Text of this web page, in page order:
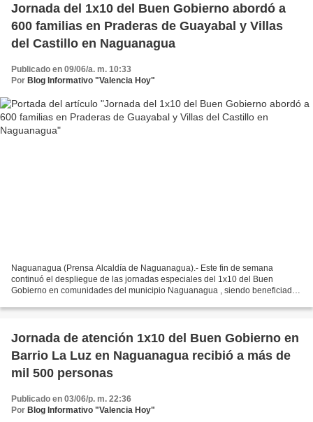
Jornada del 1x10 del Buen Gobierno abordó a
600 familias en Praderas de Guayabal y Villas
del Castillo en Naguanagua
Publicado en 09/06/a. m. 10:33
Por Blog Informativo "Valencia Hoy"
Naguanagua (Prensa Alcaldía de Naguanagua).- Este fin de semana
continuó el despliegue de las jornadas especiales del 1x10 del Buen
Gobierno en comunidades del municipio Naguanagua , siendo beneficiadas
Jornada de atención 1x10 del Buen Gobierno en
Barrio La Luz en Naguanagua recibió a más de
mil 500 personas
Publicado en 03/06/p. m. 22:36
Por Blog Informativo "Valencia Hoy"